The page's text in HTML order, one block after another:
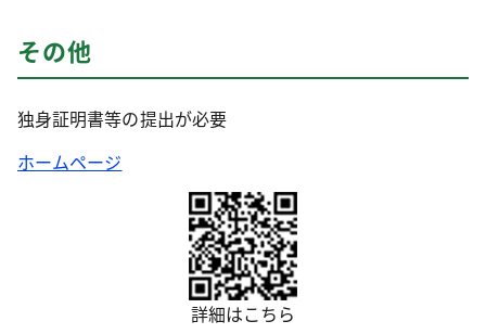
その他
独身証明書等の提出が必要
ホームページ
詳細はこちら